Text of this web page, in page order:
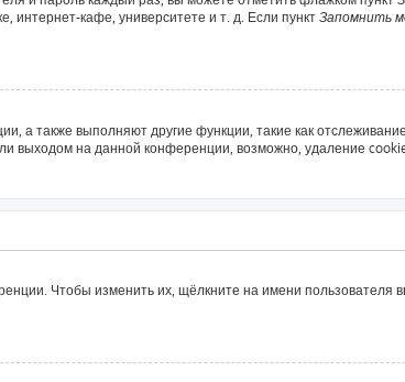
интернет-кафе, университете и т. д. Если пункт Запомнить
а также выполняют другие функции, такие как
выходом на данной конференции, возможно, удаление
Чтобы изменить их, щёлкните на имени пользователя